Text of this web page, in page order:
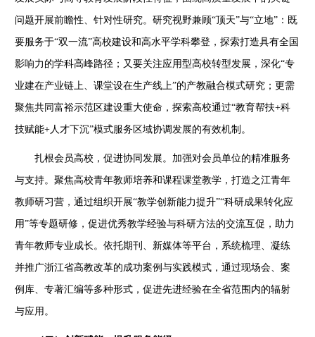
问题开展前瞻性、针对性研究。研究视野兼顾“顶天”与“立地”：既
要服务于“双一流”高校建设和高水平学科攀登，探索打造具有全国
影响力的学科高峰路径；又要关注应用型高校转型发展，深化“专
业建在产业链上、课堂设在生产线上”的产教融合模式研究；更需
聚焦共同富裕示范区建设重大使命，探索高校通过“教育帮扶+科
技赋能+ 人才下沉”模式服务区域协调发展的有效机制。
扎根会员高校，促进协同发展。加强对会员单位的精准服务
与支持。聚焦高校青年教师培养和课程课堂教学，打造之江青年
教师研习营，通过组织开展“教学创新能力提升”“科研成果转化应
用”等专题研修，促进优秀教学经验与科研方法的交流互促，助力
青年教师专业成长。依托期刊、新媒体等平台，系统梳理、凝练
并推广浙江省高教改革的成功案例与实践模式，通过现场会、案
例库、专著汇编等多种形式，促进先进经验在全省范围内的辐射
与应用。